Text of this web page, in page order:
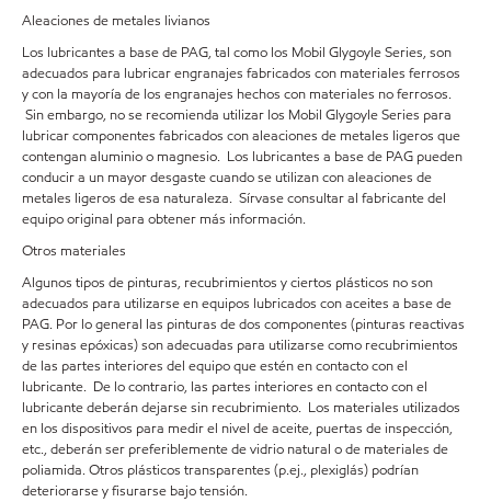
Aleaciones de metales livianos
Los lubricantes a base de PAG, tal como los Mobil Glygoyle Series, son
adecuados para lubricar engranajes fabricados con materiales ferrosos
y con la mayoría de los engranajes hechos con materiales no ferrosos.
Sin embargo, no se recomienda utilizar los Mobil Glygoyle Series para
lubricar componentes fabricados con aleaciones de metales ligeros que
contengan aluminio o magnesio. Los lubricantes a base de PAG pueden
conducir a un mayor desgaste cuando se utilizan con aleaciones de
metales ligeros de esa naturaleza. Sírvase consultar al fabricante del
equipo original para obtener más información.
Otros materiales
Algunos tipos de pinturas, recubrimientos y ciertos plásticos no son
adecuados para utilizarse en equipos lubricados con aceites a base de
PAG. Por lo general las pinturas de dos componentes (pinturas reactivas
y resinas epóxicas) son adecuadas para utilizarse como recubrimientos
de las partes interiores del equipo que estén en contacto con el
lubricante. De lo contrario, las partes interiores en contacto con el
lubricante deberán dejarse sin recubrimiento. Los materiales utilizados
en los dispositivos para medir el nivel de aceite, puertas de inspección,
etc., deberán ser preferiblemente de vidrio natural o de materiales de
poliamida. Otros plásticos transparentes (p.ej., plexiglás) podrían
deteriorarse y fisurarse bajo tensión.